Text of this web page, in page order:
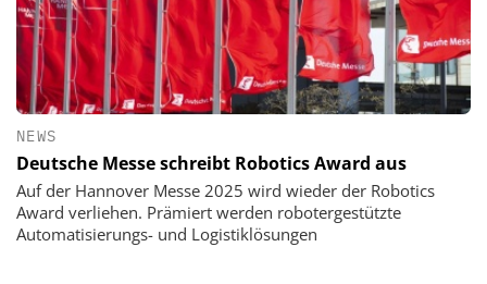
NEWS
Deutsche Messe schreibt Robotics Award aus
Auf der Hannover Messe 2025 wird wieder der Robotics
Award verliehen. Prämiert werden robotergestützte
Automatisierungs- und Logistiklösungen